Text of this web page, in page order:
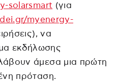
solarsmart (για
dei.gr/myenergy-
να
εκδήλωσης
άμεσα μια πρώτη
πρόταση.